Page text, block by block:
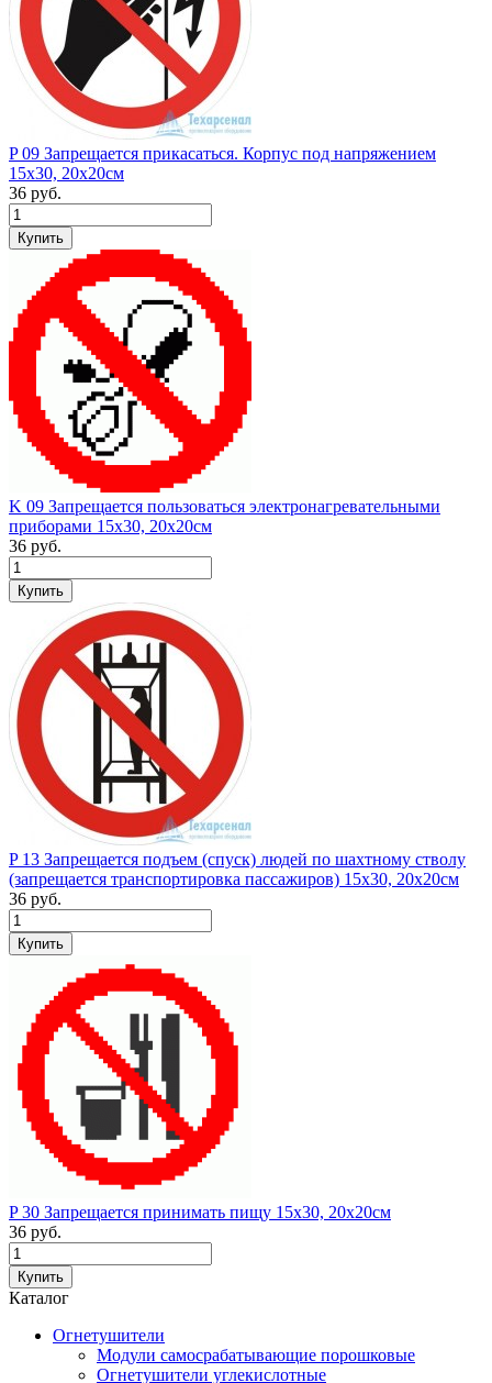
P 09 Запрещается прикасаться. Корпус под напряжением
15х30, 20х20см
36 руб.
K 09 Запрещается пользоваться электронагревательными
приборами 15х30, 20х20см
36 руб.
P 13 Запрещается подъем (спуск) людей по шахтному стволу
(запрещается транспортировка пассажиров) 15х30, 20х20см
36 руб.
P 30 Запрещается принимать пищу 15х30, 20х20см
36 руб.
Каталог
Огнетушители
Модули самосрабатывающие порошковые
Огнетушители углекислотные